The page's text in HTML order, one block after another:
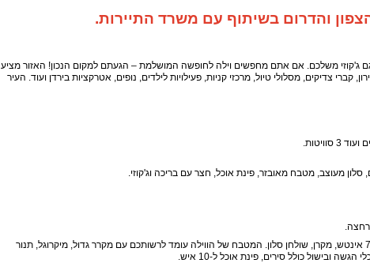
ג'קוזי משלכם. אם אתם מחפשים וילה לחופשה המושלמת – הגעתם למקום הנכון! האזור מציע
צדיקים, מסלולי טיול, מרכזי קניות, פעילויות לילדים, נופים, אטרקציות בירדן ועוד. העיר
רחצה.
הסלון מתאים לאירוח פינת ישיבה נוחה ל-10 איש, מסך 75 אינטש, מקרן, שולחן סלון. המטבח של הווילה עומד לרשותכם עם מקרר גדול, מיקרוגל, תנור
ובישול כולל סירים, פינת אוכל ל-10 איש.